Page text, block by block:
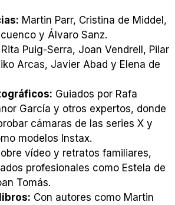
Martin Parr, Cristina de Middel,
y Álvaro Sanz.
Rita Puig-Serra, Joan Vendrell, Pilar
Arcas, Javier Abad y Elena de
Guiados por Rafa
García y otros expertos, donde
cámaras de las series X y
modelos Instax.
vídeo y retratos familiares,
profesionales como Estela de
Tomás.
Con autores como Martin